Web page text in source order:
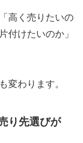
高く売りたいの
付けたいのか」
変わります。
り先選びが